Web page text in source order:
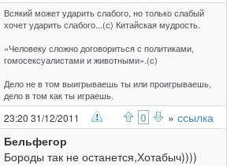
Всякий может ударить слабого, но только слабый
хочет ударить слабого...(с) Китайская мудрость.
«Человеку сложно договориться с политиками,
гомосексуалистами и животными».(с)
Дело не в том выигрываешь ты или проигрываешь,
дело в том как ты играешь.
23:20 31/12/2011 0 » ссылка
Бельфегор
Бороды так не останется,Хотабыч))))